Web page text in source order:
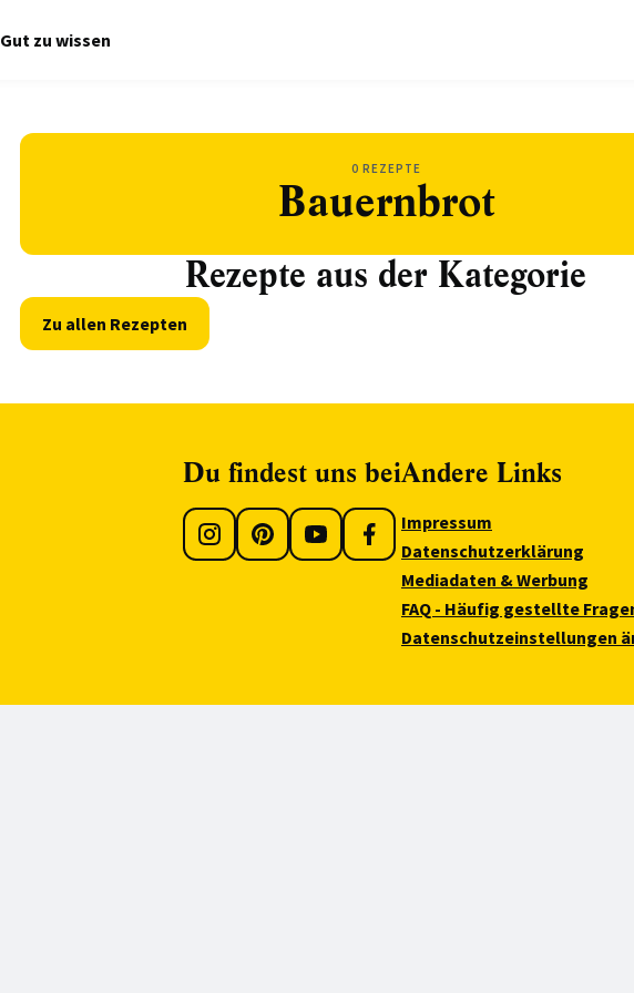
Gut zu wissen
0 REZEPTE
Bauernbrot
Rezepte aus der Kategorie
Zu allen Rezepten
Du findest uns beiAndere Links
Impressum
Datenschutzerklärung
Mediadaten & Werbung
FAQ - Häufig gestellte
Datenschutzeinstellungen